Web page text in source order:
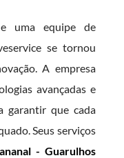
uma equipe de
se tornou
A empresa
avançadas e
garantir que cada
Seus serviços
- Guarulhos